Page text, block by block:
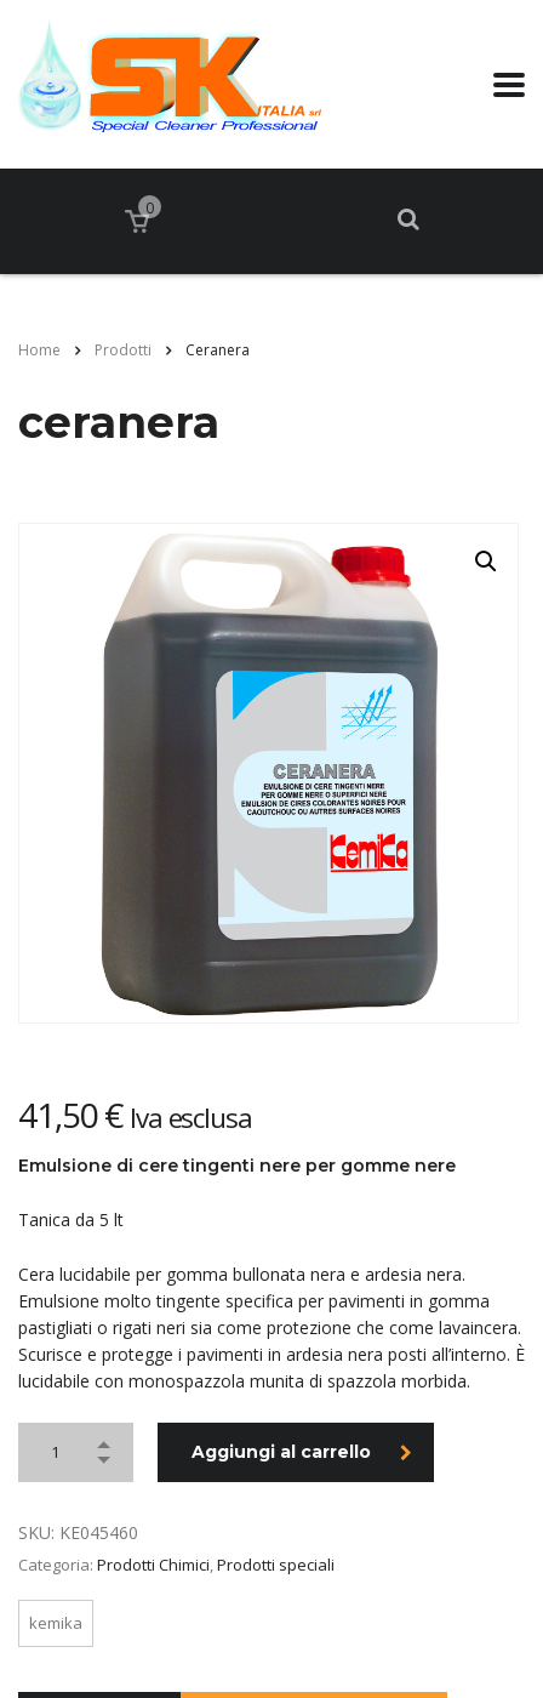
0
Home Prodotti Ceranera
ceranera
41,50€ Iva esclusa
Emulsione di cere tingenti nere per gomme nere
Tanica da 5 lt
Cera lucidabile per gomma bullonata nera e ardesia nera.
Emulsione molto tingente specifica per pavimenti in gomma
pastigliati o rigati neri sia come protezione che come lavaincera.
Scurisce e protegge i pavimenti in ardesia nera posti all’interno. È
lucidabile con monospazzola munita di spazzola morbida.
Aggiungi al carrello
SKU: KE045460
Categoria: Prodotti Chimici,Prodotti speciali
kemika